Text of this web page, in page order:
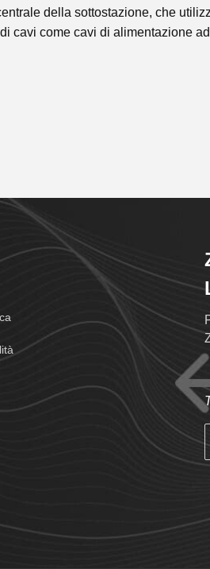
della sottostazione, che
cavi come cavi di alimentazione